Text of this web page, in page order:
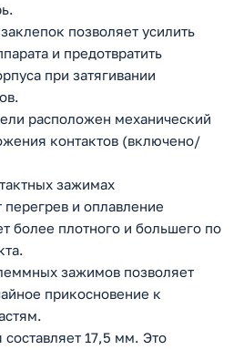
позволяет усилить
и предотвратить
при затягивании
расположен механический
контактов (включено/
зажимах
и оплавление
более плотного и большего по
зажимов позволяет
прикосновение к
17,5 мм. Это